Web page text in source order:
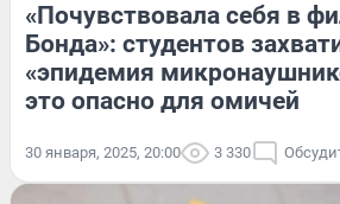
«Почувствовала себя в
Бонда»: студентов
«эпидемия
это опасно для омичей
30 января, 2025, 20:00 3 330